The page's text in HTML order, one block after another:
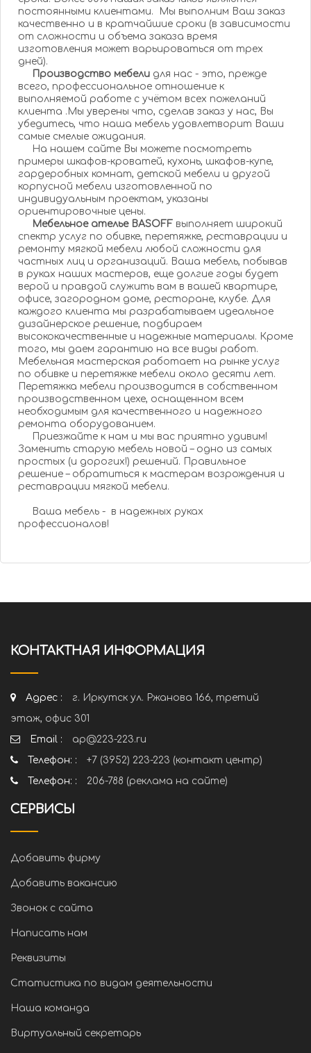
постоянными клиентами. Мы выполним Ваш заказ
качественно и в кратчайшие сроки (в зависимости
от сложности и объема заказа время
изготовления может варьироваться от трех
дней).
Производство мебели для нас - это, прежде
всего, профессиональное отношение к
выполняемой работе с учётом всех пожеланий
клиента .Мы уверены что, сделав заказ у нас, Вы
убедитесь, что наша мебель удовлетворит Ваши
самые смелые ожидания.
На нашем сайте Вы можете посмотреть
примеры шкафов-кроватей, кухонь, шкафов-купе,
гардеробных комнат, детской мебели и другой
корпусной мебели изготовленной по
индивидуальным проектам, указаны
ориентировочные цены.
Мебельное ателье BASOFF выполняет широкий
спектр услуг по обивке, перетяжке, реставрации и
ремонту мягкой мебели любой сложности для
частных лиц и организаций. Ваша мебель, побывав
в руках наших мастеров, еще долгие годы будет
верой и правдой служить вам в вашей квартире,
офисе, загородном доме, ресторане, клубе. Для
каждого клиента мы разрабатываем идеальное
дизайнерское решение, подбираем
высококачественные и надежные материалы. Кроме
того, мы даем гарантию на все виды работ.
Мебельная мастерская работает на рынке услуг
по обивке и перетяжке мебели около десяти лет.
Перетяжка мебели производится в собственном
производственном цехе, оснащенном всем
необходимым для качественного и надежного
ремонта оборудованием.
Приезжайте к нам и мы вас приятно удивим!
Заменить старую мебель новой – одно из самых
простых (и дорогих!) решений. Правильное
решение – обратиться к мастерам возрождения и
реставрации мягкой мебели.
Ваша мебель - в надежных руках
профессионалов!
КОНТАКТНАЯ ИНФОРМАЦИЯ
Адрес :
г. Иркутск ул. Ржанова 166, третий
этаж, офис 301
Email :
ap@223-223.ru
Телефон: :
+7 (3952) 223-223 (контакт центр)
Телефон: :
206-788 (реклама на сайте)
СЕРВИСЫ
Добавить фирму
Добавить вакансию
Звонок с сайта
Написать нам
Реквизиты
Статистика по видам деятельности
Наша команда
Виртуальный секретарь